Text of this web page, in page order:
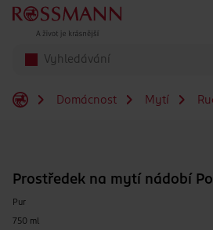
Přeskočit na hlavmní obsah
Domácnost Mytí
Prostředek na mytí nádobí
Pur
750 ml